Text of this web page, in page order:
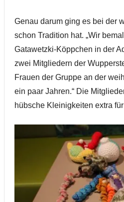
Genau darum ging es bei der
schon Tradition hat. „Wir
Gatawetzki-Köppchen in der
zwei Mitgliedern der
Frauen der Gruppe an der
ein paar Jahren.“ Die
hübsche Kleinigkeiten extra